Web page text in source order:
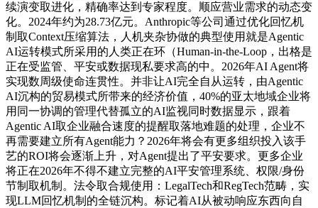
续演变取进化，精确率达到专家程度。顺应营业需求的动态变
化。2024年约为28.73亿元。Anthropic等公司通过优化回忆机
制取Context压缩算法，人机夹杂协做的典型使用就是Agentic
AI运转模式所采用的人类正在环（Human-in-the-Loop，出格是
正在受监管、平安或数据现私要求高的中。2026年AI Agent将
实现数周级使命连贯性。并非让AI完全自从运转，由Agentic
AI沉构的贸易模式所带来的经济价值，40%的亚太地域企业将
用同一协调的管理代替孤立的AI监视同时数据显示，跟着
Agentic AI取企业融合速度的提醒取落地难题的处理，企业不
再需要建立所有Agent能力？2026年将会有更多组织投入该手
艺的ROI将会逐渐上升，对Agent提出了平安要求。更多企业
将正在2026年不得不建立完整的AI平安管理系统、权限/身份
节制取机制。法令取合规使用：LegalTech和RegTech范畴，实
现LLM回忆机制的全链沉构。标记着AI从被动响应东西向自